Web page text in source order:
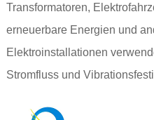
Transformatoren,
erneuerbare Energien und
Elektroinstallationen
Stromfluss und